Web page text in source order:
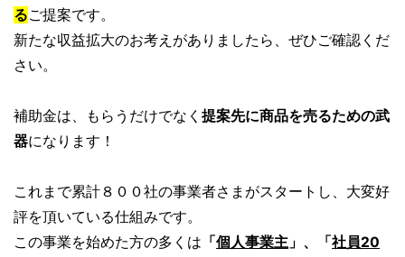
るご提案です。
新たな収益拡大のお考えがありましたら、ぜひご確認くだ
さい。
補助金は、もらうだけでなく 提案先に商品を売るための武
器になります！
これまで累計８００社の事業者さまがスタートし、大変好
評を頂いている仕組みです。
この事業を始めた方の多くは 「 個人事業主 」、「 社員20